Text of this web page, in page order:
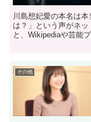
川島想妃愛の本名は
は？」という声がネ
と、Wikipediaや芸能
その他